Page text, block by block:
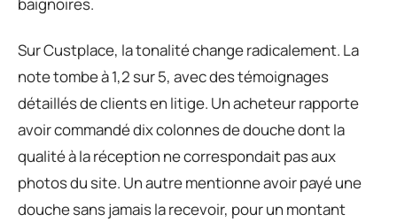
Sur Custplace, la tonalité change radicalement. La
note tombe à 1,2 sur 5, avec des témoignages
détaillés de clients en litige. Un acheteur rapporte
avoir commandé dix colonnes de douche dont la
qualité à la réception ne correspondait pas aux
photos du site. Un autre mentionne avoir payé une
douche sans jamais la recevoir, pour un montant